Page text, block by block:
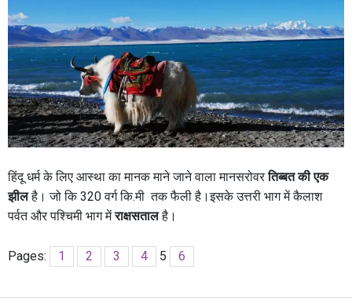
हिंदू धर्म के लिए आस्था का मानक माने जाने वाला मानसरोवरतिब्बत की एक
झीलहै। जो कि 320 वर्ग कि.मी तक फैली है।इसके उत्तरी भाग में कैलाश
पर्वत और पश्चिमी भाग मेंराक्षसतालहै।
Pages: 1 2 3 4 5 6